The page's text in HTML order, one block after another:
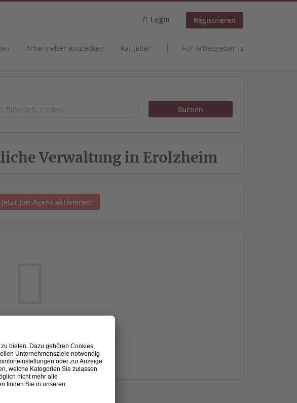
Login Registrieren
Arbeitgeber entdecken Ratgeber Für Arbeitgeber
Verwaltung in Erolzheim
Jetzt Job-Agent aktivieren!
Suche starten